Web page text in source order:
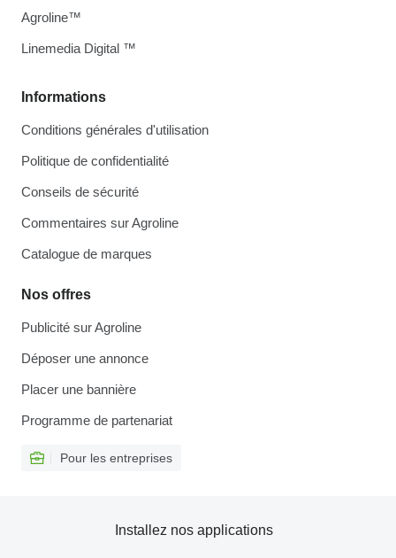
Informations
Conditions générales d'utilisation
Politique de confidentialité
Conseils de sécurité
Commentaires sur Agroline
Catalogue de marques
Nos offres
Publicité sur Agroline
Déposer une annonce
Placer une bannière
Programme de partenariat
Pour les entreprises
Agroline™
Linemedia Digital ™
Installez nos applications